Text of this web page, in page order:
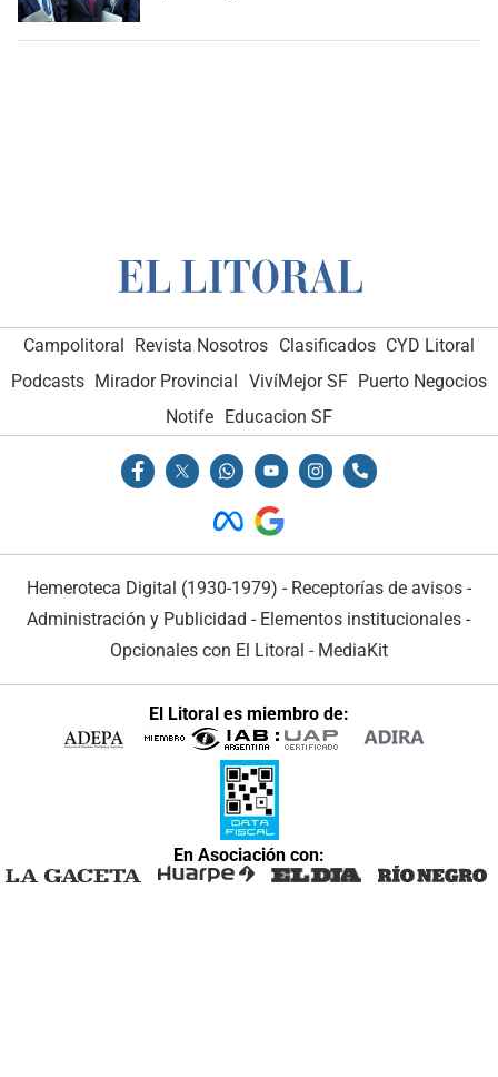
Campolitoral Revista Nosotros Clasificados CYD Litoral
Podcasts Mirador Provincial VivíMejor SF Puerto Negocios
Notife
Educacion SF
Hemeroteca Digital (1930-1979) - Receptorías de avisos -
Administración y Publicidad - Elementos institucionales -
Opcionales con El Litoral - MediaKit
El Litoral es miembro de:
En Asociación con: